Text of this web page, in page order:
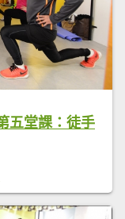
五堂課：徒手